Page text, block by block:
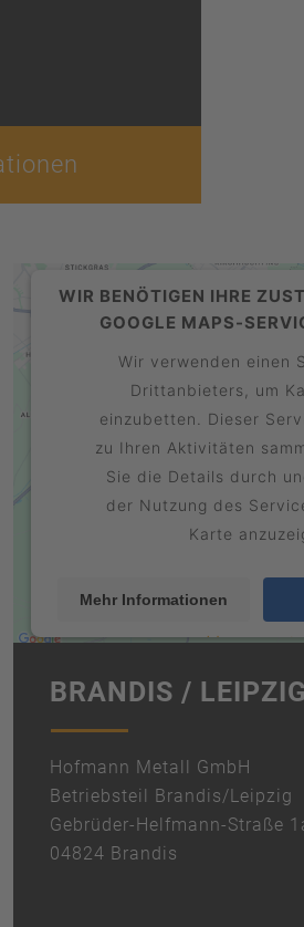
WIR BENÖTIGEN IHRE
GOOGLE MAPS-
Wir verwenden einen
Drittanbieters, um
einzubetten. Dieser
zu Ihren Aktivitäten
Sie die Details durch
der Nutzung des
Karte
Mehr Informationen
powered by
allowfullscreen="" loading="lazy">
BRANDIS / LEIPZIG
Hofmann Metall GmbH
Betriebsteil Brandis/Leipzig
Gebrüder-Helfmann-Straße
04824 Brandis